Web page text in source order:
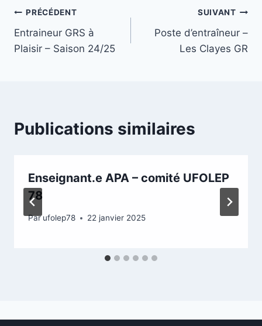
PRÉCÉDENT
Entraineur GRS à
Plaisir – Saison 24/25
SUIVANT
Poste d’entraîneur –
Les Clayes GR
Publications similaires
Enseignant.e APA – comité UFOLEP
78
Par ufolep78 22 janvier 2025